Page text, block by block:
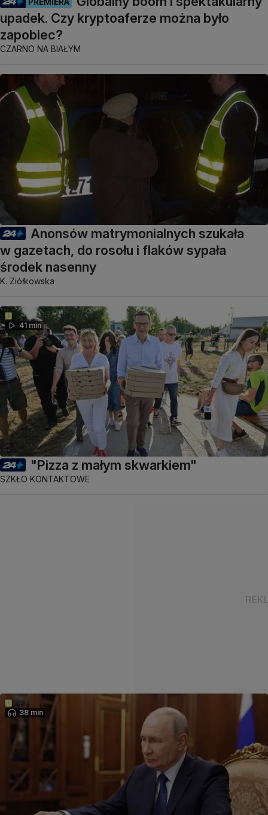
upadek. Czy kryptoaferze można było
zapobiec?
CZARNO NA BIAŁYM
Anonsów matrymonialnych szukała
w gazetach, do rosołu i flaków sypała
środek nasenny
K. Ziółkowska
41 min
"Pizza z małym skwarkiem"
SZKŁO KONTAKTOWE
38 min